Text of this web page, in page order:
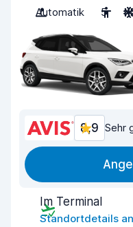
Automatik
5
8,9 Sehr
Im Terminal
Standortdetails